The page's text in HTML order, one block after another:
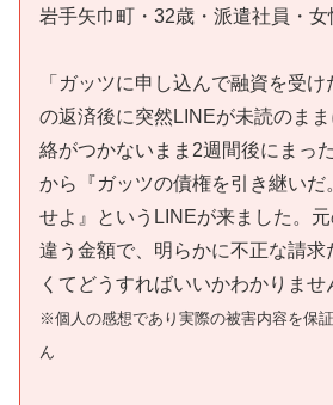
岩手矢巾町・32歳・派遣社員・女
「ガッツに申し込んで融資を受
の返済後に突然LINEが未読のま
絡がつかないまま2週間後にまっ
から『ガッツの債権を引き継いだ
せよ』というLINEが来ました。
違う金額で、明らかに不正な請求
くてどうすればいいかわかりませ
※個人の感想であり実際の被害内容を保
ん